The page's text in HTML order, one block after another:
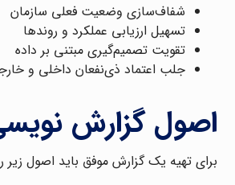
شفاف‌سازی وضعیت فعلی سازمان
تسهیل ارزیابی عملکرد و روندها
تقویت تصمیم‌گیری مبتنی بر داده
جلب اعتماد ذی‌نفعان داخلی و
اصول گزارش
برای تهیه یک گزارش موفق باید اصول